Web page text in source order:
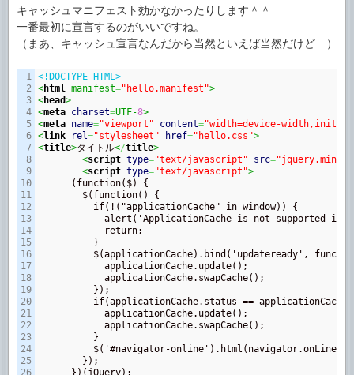
キャッシュマニフェスト効かなかったりします＾＾
一番最初に宣言するのがいいですね。
（まあ、キャッシュ宣言なんだから当然といえば当然だけど…）
1
2
3
4
5
6
7
8
9
10
11
12
13
14
15
16
17
18
19
20
21
22
23
24
25
<!DOCTYPE HTML>
<html manifest="hello.manifest">
<head>
<meta charset=UTF-8>
<meta name="viewport" content="width=device-width,initial-
<link rel="stylesheet" href="hello.css">
<title>タイトル</title>
<script type="text/javascript" src=
<script type="text/javascript">
      (function($) {
        $(function() {
          if(!("applicationCache" in window)) {
alert('ApplicationCache is not supported in
            return;
          }
$(applicationCache).bind('updateready',
            applicationCache.update();
            applicationCache.swapCache();
          });
if(applicationCache.status ==
            applicationCache.update();
            applicationCache.swapCache();
          }
$('#navigator-online').html(navigator.onLine ?
        });